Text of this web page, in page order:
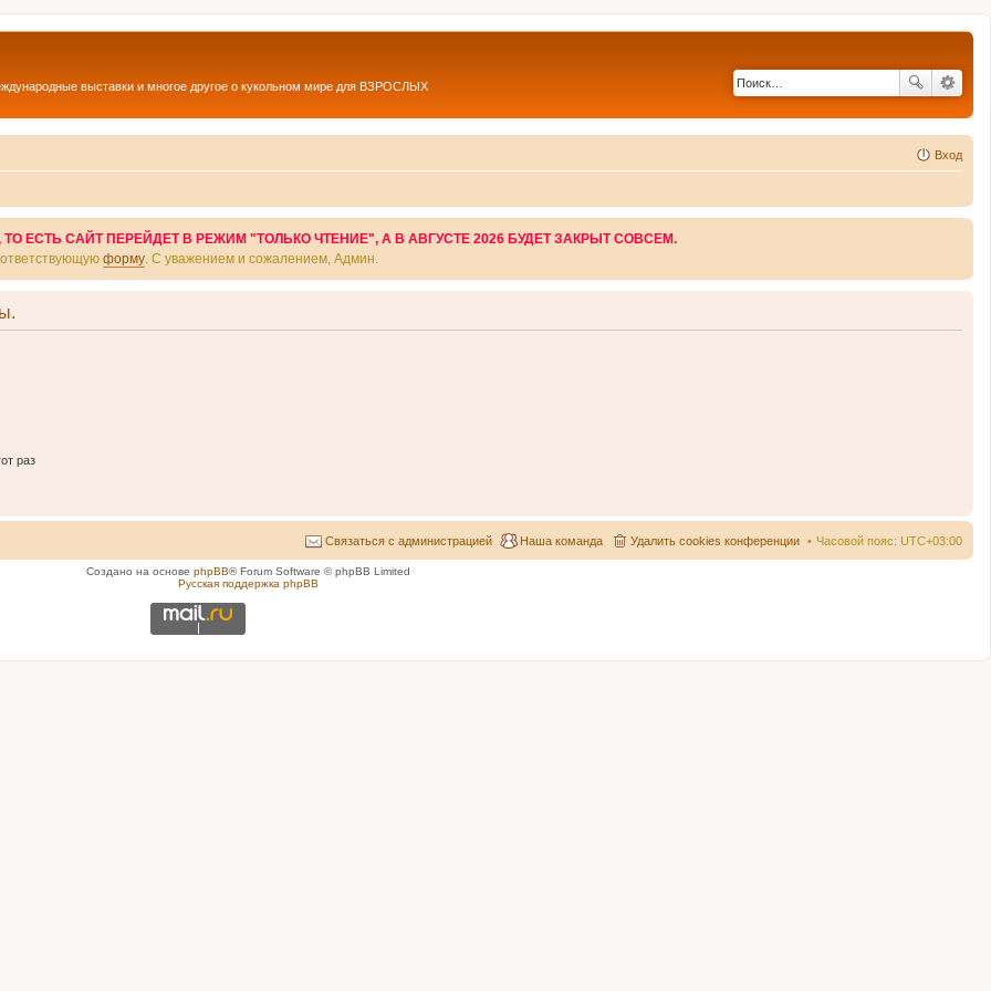
выставки и многое другое о кукольном мире для ВЗРОСЛЫХ
Вход
ЕСТЬ САЙТ ПЕРЕЙДЕТ В РЕЖИМ "ТОЛЬКО ЧТЕНИЕ", А В АВГУСТЕ 2026 БУДЕТ ЗАКРЫТ СОВСЕМ.
форму . С уважением и сожалением, Админ.
раз
Часовой пояс: UTC+03:00
Удалить cookies конференции
Наша команда
Связаться с администрацией
Создано на основе phpBB® Forum Software © phpBB Limited
Русская поддержка phpBB